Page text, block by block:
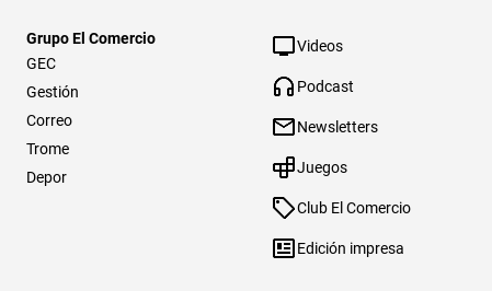
Grupo El Comercio
GEC
Gestión
Correo
Trome
Depor
Videos
Podcast
Newsletters
Juegos
Club El Comercio
Edición impresa